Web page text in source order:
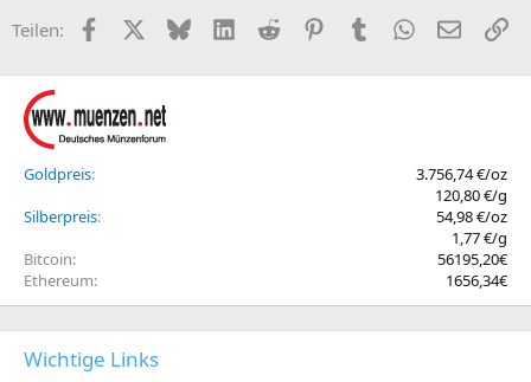
Teilen: FacebookX (Twitter)
BlueskyLinkedIn
Reddit PinterestTumblr WhatsApp
E-Mail
Goldpreis
3.756,74 €/oz
120,80 €/g
Silberpreis
54,98 €/oz
1,77 €/g
Bitcoin
56195,20€
Ethereum
1656,34€
Wichtige Links